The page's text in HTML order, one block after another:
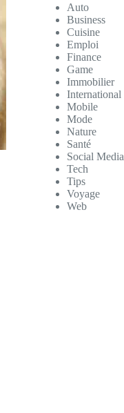
Auto
Business
Cuisine
Emploi
Finance
Game
Immobilier
International
Mobile
Mode
Nature
Santé
Social Media
Tech
Tips
Voyage
Web